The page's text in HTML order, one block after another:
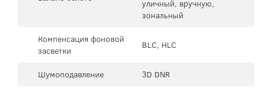
уличный, вручную,
зональный
Компенсация фоновой
засветки
BLC, HLC
Шумоподавление 3D DNR